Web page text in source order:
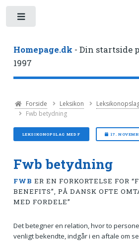
Homepage.dk - Din startside
1997
Forside Leksikon
Fwb betydning
LEKSIKONOPSLAG MED F 17.
Fwb betydning
FWB ER EN FORKORTELSE FOR
BENEFITS”, PÅ DANSK OFTE
MED FORDELE”
Det betegner en relation, hvor to
venligt bekendte, indgår i en aftale om